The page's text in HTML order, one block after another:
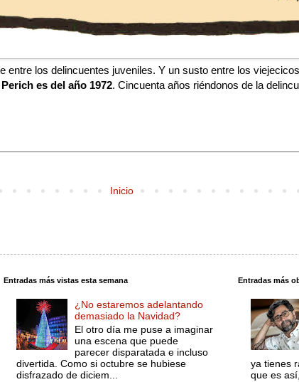
entre los delincuentes juveniles. Y un susto entre los
Perich es del año 1972. Cincuenta años riéndonos de la
Inicio
Entradas más vistas esta semana
¿No estaremos adelantando
demasiado la Navidad?
El otro día me puse a imaginar
una escena que puede
parecer disparatada e incluso
divertida. Como si octubre se hubiese
disfrazado de diciem...
Entradas más
ya tienes
que es